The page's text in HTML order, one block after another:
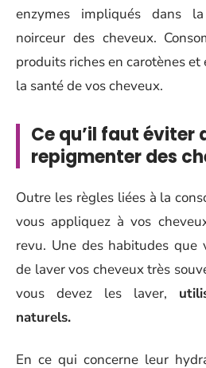
enzymes impliqués dans
noirceur des cheveux.
produits riches en carotènes
la santé de vos cheveux.
Ce qu’il faut éviter
repigmenter des
Outre les règles liées à la
vous appliquez à vos
revu. Une des habitudes que
de laver vos cheveux très
vous devez les laver,
naturels.
En ce qui concerne leur